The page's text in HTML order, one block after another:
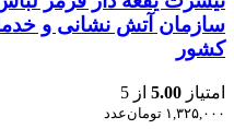
سازمان آتش نشانی و
کشور
امتیاز 5.00 از 5
۱,۳۲۵,۰۰۰ تومانعدد